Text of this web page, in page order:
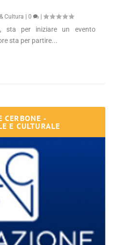
Cultura |0 |
sta per iniziare un evento
sta per partire...
CERBONE -
E CULTURALE